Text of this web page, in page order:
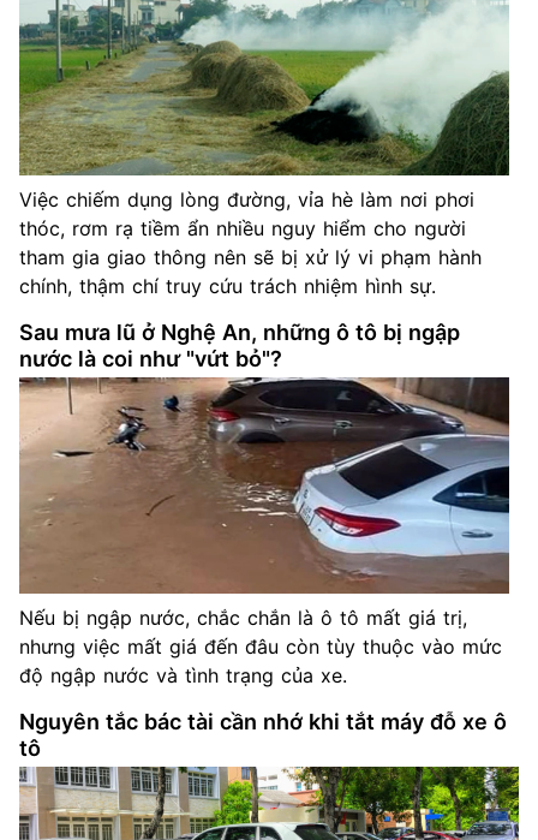
Việc chiếm dụng lòng đường, vỉa hè làm nơi phơi
thóc, rơm rạ tiềm ẩn nhiều nguy hiểm cho người
tham gia giao thông nên sẽ bị xử lý vi phạm hành
chính, thậm chí truy cứu trách nhiệm hình sự.
Sau mưa lũ ở Nghệ An, những ô tô bị ngập
nước là coi như "vứt bỏ"?
Nếu bị ngập nước, chắc chắn là ô tô mất giá trị,
nhưng việc mất giá đến đâu còn tùy thuộc vào mức
độ ngập nước và tình trạng của xe.
Nguyên tắc bác tài cần nhớ khi tắt máy đỗ xe ô
tô